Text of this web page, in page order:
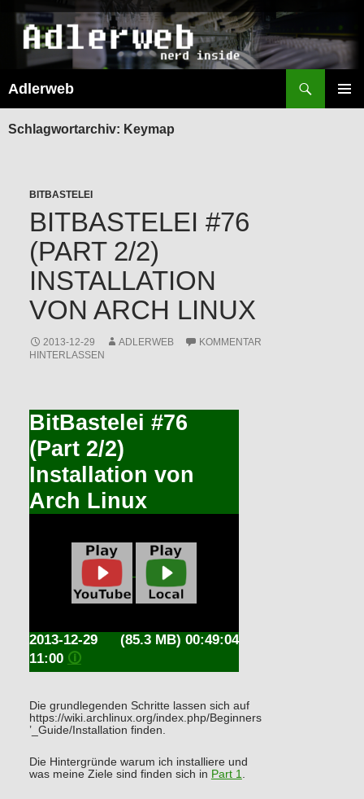
Adlerweb
SPRINGEN
Schlagwortarchiv: Keymap
BITBASTELEI
BITBASTELEI #76
(PART 2/2)
INSTALLATION
VON ARCH LINUX
2013-12-29 ADLERWEB
KOMMENTAR
HINTERLASSEN
BitBastelei #76
(Part 2/2)
Installation von
Arch Linux
(85.3 MB) 00:49:04
2013-12-29
11:00 🛈
Die grundlegenden Schritte lassen sich auf
https://wiki.archlinux.org/index.php/Beginners
’_Guide/Installation finden.
Die Hintergründe warum ich installiere und
was meine Ziele sind finden sich in Part 1.